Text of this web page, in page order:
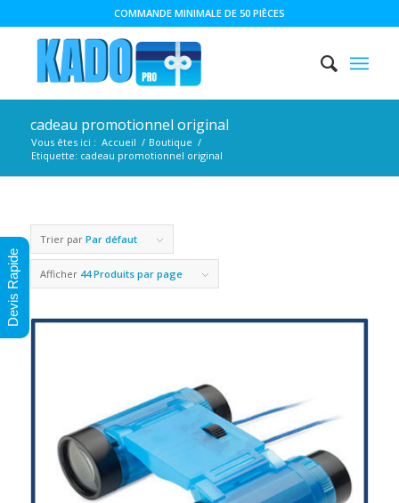
COMMANDE MINIMALE DE 50 PIÈCES
cadeau promotionnel original
Vous êtes ici : Accueil / Boutique /
Etiquette: cadeau promotionnel original
Trier par Par défaut
Afficher 44 Produits par page
Devis Rapide